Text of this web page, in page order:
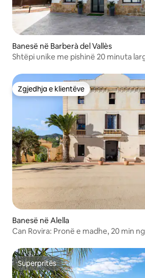
Banesë në Barberà del Vallès
Shtëpi unike me pishinë 20 minuta
Zgjedhja e klientëve
Zgjedhja e klientëve
Banesë në Alella
Can Rovira: Pronë e madhe, 20 min
Superpritës
Superpritës